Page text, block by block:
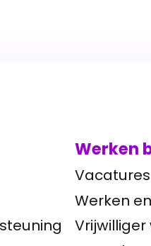
Werken
Vacatures
Werken